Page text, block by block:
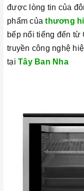
được lòng tin của
phẩm củathương
bếp nổi tiếng đến
truyền công nghệ
tại Tây Ban Nha